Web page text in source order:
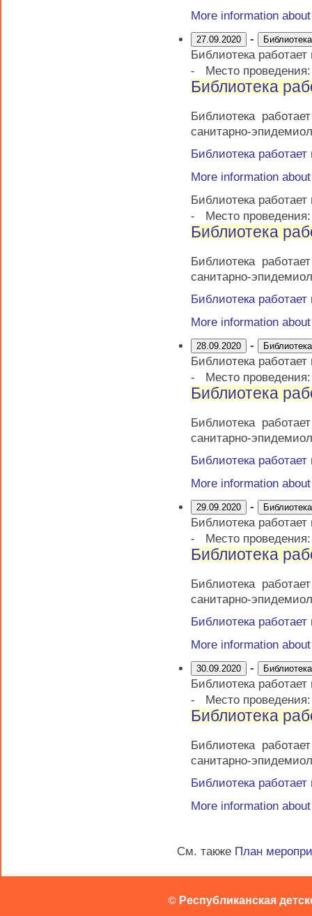
More information
27.09.2020 -
Библиотека
-
Место
Библиотека
Библиотека
санитарно-
Библиотека
More information
Библиотека
-
Место
Библиотека
Библиотека
санитарно-
Библиотека
More information
28.09.2020 -
Библиотека
-
Место
Библиотека
Библиотека
санитарно-
Библиотека
More information
29.09.2020 -
Библиотека
-
Место
Библиотека
Библиотека
санитарно-
Библиотека
More information
30.09.2020 -
Библиотека
-
Место
Библиотека
Библиотека
санитарно-
Библиотека
More information
См. также План
© Республиканская